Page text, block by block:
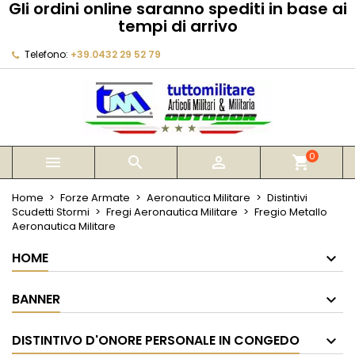
Gli ordini online saranno spediti in base ai
tempi di arrivo
Telefono: +39.0432 29 52 79
   shopping_cart0
Home Forze Armate Aeronautica Militare
Distintivi
Scudetti Stormi
Fregi Aeronautica Militare
Fregio Metallo
Aeronautica Militare
HOME
BANNER
DISTINTIVO D'ONORE PERSONALE IN CONGEDO
My wishlists
add_circle_outline Create new list
Crea lista dei desideri
Annulla Crea lista dei desideri
Devi avere effettuato l'accesso per salvare dei
prodotti nella tua lista dei desideri.
Annulla